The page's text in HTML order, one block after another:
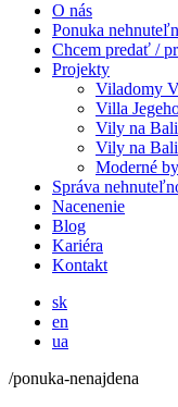
O nás
Ponuka
Chcem predať /
Projekty
Viladomy
Villa
Vily na
Vily na
Moderné
Správa
Nacenenie
Blog
Kariéra
Kontakt
sk
en
ua
/ponuka-nenajdena